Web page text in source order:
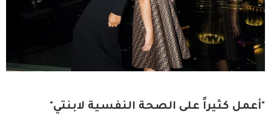
"أعمل كثيراً على الصحة النفسية لابنتي"